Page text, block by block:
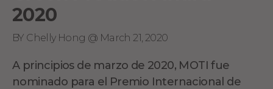
2020
BY Chelly Hong @ March 21, 2020
A principios de marzo de 2020, MOTI fue
nominado para el Premio Internacional de